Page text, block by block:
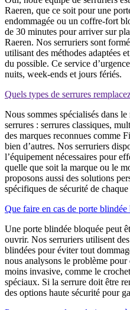
Raeren, que ce soit pour une
endommagée ou un coffre-fort
de 30 minutes pour arriver sur
Raeren. Nos serruriers sont
utilisant des méthodes adaptées
du possible. Ce service
nuits, week-ends et jours fériés.
Quels types de serrures
Nous sommes spécialisés dans
serrures : serrures classiques,
des marques reconnues comme
bien d’autres. Nos serruriers
l’équipement nécessaires pour
quelle que soit la marque ou le
proposons aussi des solutions
spécifiques de sécurité de
Que faire en cas de porte blindée
Une porte blindée bloquée peut
ouvrir. Nos serruriers utilisent
blindées pour éviter tout
nous analysons le problème
moins invasive, comme le
spéciaux. Si la serrure doit être
des options haute sécurité pour